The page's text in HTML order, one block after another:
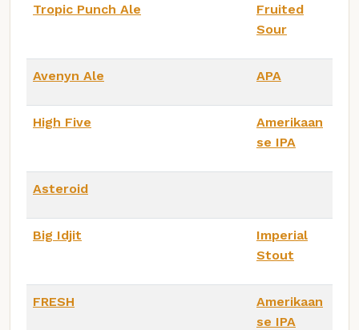
Tropic Punch Ale
Fruited
Sour
Avenyn Ale APA
High Five
Amerikaan
se IPA
Asteroid
Big Idjit
Imperial
Stout
FRESH
Amerikaan
se IPA